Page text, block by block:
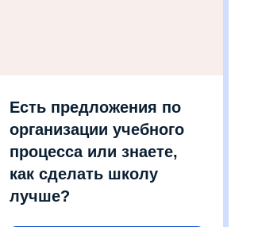
Есть предложения по
организации учебного
процесса или знаете,
как сделать школу
лучше?